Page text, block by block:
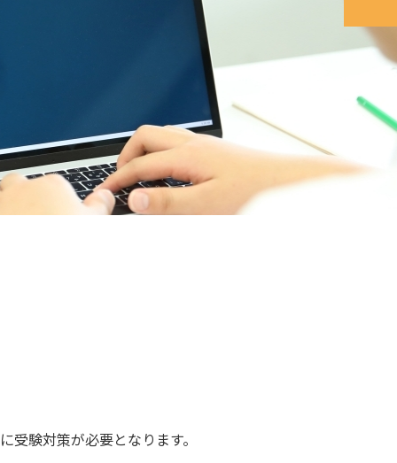
験対策が必要となります。